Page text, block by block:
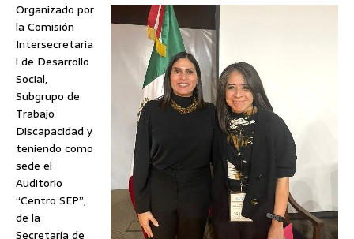
Organizado por
la Comisión
Intersecretaria
l de Desarrollo
Social,
Subgrupo de
Trabajo
Discapacidad y
teniendo como
sede el
Auditorio
“Centro SEP”,
de la
Secretaría de